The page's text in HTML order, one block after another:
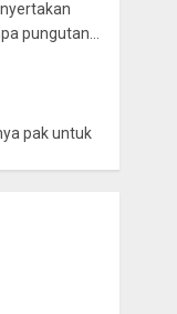
pungutan…
pak untuk